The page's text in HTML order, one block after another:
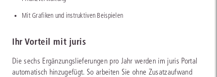
Mit Grafiken und instruktiven Beispielen
Ihr Vorteil mit juris
Die sechs Ergänzungslieferungen pro Jahr werden im juris Portal
automatisch hinzugefügt. So arbeiten Sie ohne Zusatzaufwand